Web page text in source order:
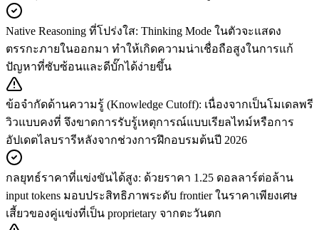
Native Reasoning ที่โปร่งใส: Thinking Mode ในตัวจะแสดง
ตรรกะภายในออกมา ทำให้เกิดความน่าเชื่อถือสูงในการแก้
ปัญหาที่ซับซ้อนและดีบั๊กได้ง่ายขึ้น
ข้อจำกัดด้านความรู้ (Knowledge Cutoff): เนื่องจากเป็นโมเดลพรี
วิวแบบคงที่ จึงขาดการรับรู้เหตุการณ์แบบเรียลไทม์หรือการ
อัปเดตไลบรารีหลังจากช่วงการฝึกอบรมต้นปี 2026
กลยุทธ์ราคาที่แข่งขันได้สูง: ด้วยราคา 1.25 ดอลลาร์ต่อล้าน
input tokens มอบประสิทธิภาพระดับ frontier ในราคาเพียงเศษ
เสี้ยวของคู่แข่งที่เป็น proprietary จากตะวันตก